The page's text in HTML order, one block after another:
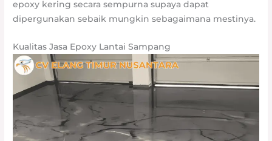
epoxy kering secara sempurna supaya dapat
dipergunakan sebaik mungkin sebagaimana mestinya.
Kualitas Jasa Epoxy Lantai Sampang